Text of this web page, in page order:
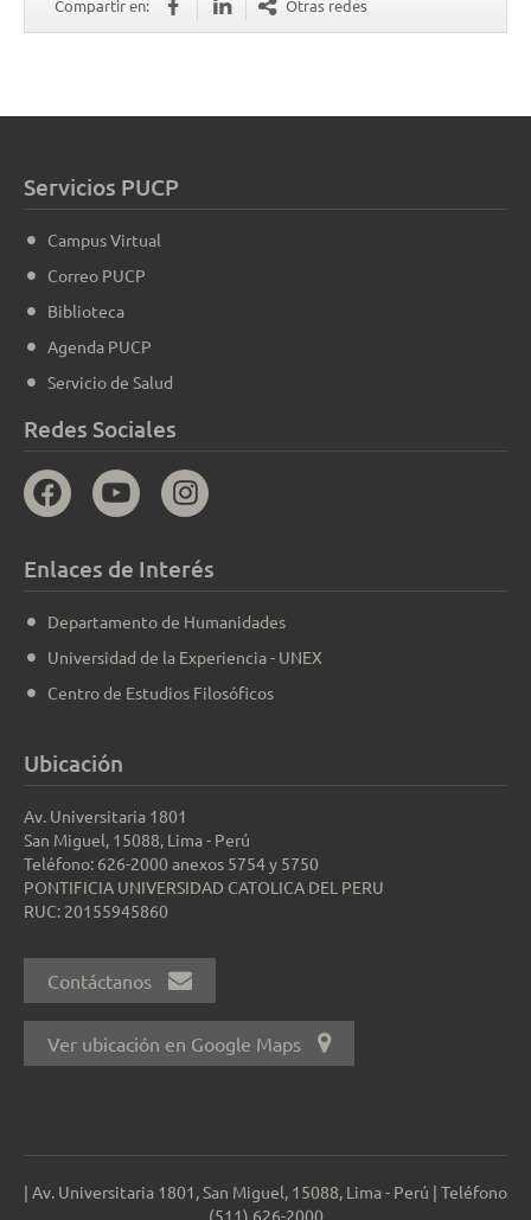
Compartir en: Otras redes
Servicios PUCP
Campus Virtual
Correo PUCP
Biblioteca
Agenda PUCP
Servicio de Salud
Redes Sociales
Enlaces de Interés
Departamento de Humanidades
Universidad de la Experiencia - UNEX
Centro de Estudios Filosóficos
Ubicación
Av. Universitaria 1801
San Miguel, 15088, Lima - Perú
Teléfono: 626-2000 anexos 5754 y 5750
PONTIFICIA UNIVERSIDAD CATOLICA DEL PERU
RUC: 20155945860
Contáctanos
Ver ubicación en Google Maps
| Av. Universitaria 1801, San Miguel, 15088, Lima - Perú | Teléfono
(511) 626-2000